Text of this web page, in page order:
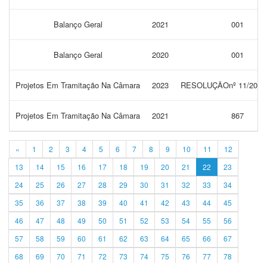
Balanço Geral 2021 001
Balanço Geral 2020 001
Projetos Em Tramitação Na Câmara 2023 RESOLUÇÂOnº 11/
Projetos Em Tramitação Na Câmara 2021 867
« 1 2 3 4 5 6 7 8 9 10 11
12
13
14 15 16 17 18 19 20 21 22
23
24
25 26 27 28 29 30 31 32 33
34
35
36 37 38 39 40 41 42 43 44
45
46
47 48 49 50 51 52 53 54 55
56
57
58 59 60 61 62 63 64 65 66
67
68
69 70 71 72 73 74 75 76 77 78